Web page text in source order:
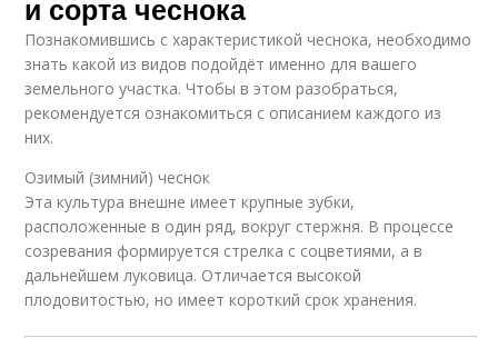
и сорта чеснока
Познакомившись с характеристикой чеснока, необходимо
знать какой из видов подойдёт именно для вашего
земельного участка. Чтобы в этом разобраться,
рекомендуется ознакомиться с описанием каждого из
них.
Озимый (зимний) чеснок
Эта культура внешне имеет крупные зубки,
расположенные в один ряд, вокруг стержня. В процессе
созревания формируется стрелка с соцветиями, а в
дальнейшем луковица. Отличается высокой
плодовитостью, но имеет короткий срок хранения.